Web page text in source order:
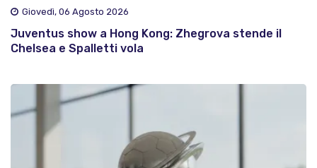
Giovedì, 06 Agosto 2026
Juventus show a Hong Kong: Zhegrova stende il
Chelsea e Spalletti vola